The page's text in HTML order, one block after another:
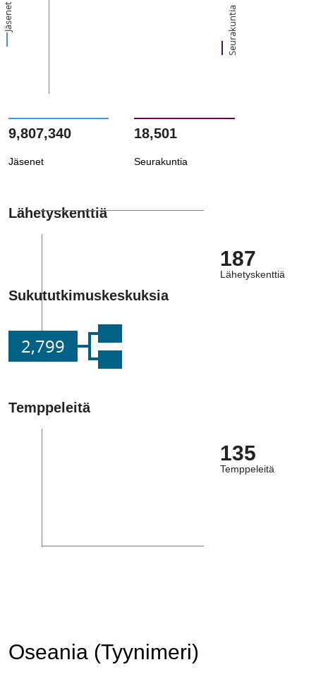
Jäsenet Seurakuntia
9,807,340
Jäsenet
18,501
Seurakuntia
Lähetyskenttiä
187
Lähetyskenttiä
Sukututkimuskeskuksia
2,799
Temppeleitä
135
Temppeleitä
Oseania (Tyynimeri)